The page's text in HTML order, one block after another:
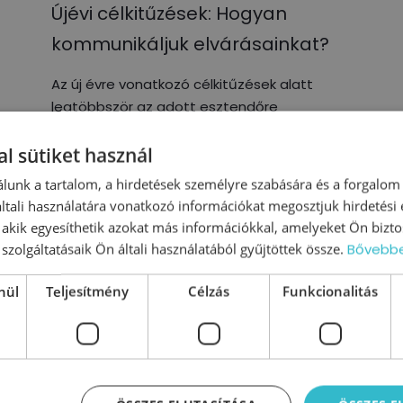
Újévi célkitűzések: Hogyan
kommunikáljuk elvárásainkat?
Az új évre vonatkozó célkitűzések alatt
legtöbbször az adott esztendőre
Természetesen egy vállalkozás életében
meghatározó az, hogy milyen célszámok
kerülnek megállapításra, de
0 Tovább olvasom
sütiket használ
a tartalom, a hirdetések személyre szabására és a forgalom
használatára vonatkozó információkat megosztjuk hirdetési
egyesíthetik azokat más információkkal, amelyeket Ön
Ön általi használatából gyűjtöttek össze.
Teljesítmény Célzás Funkcionalitás